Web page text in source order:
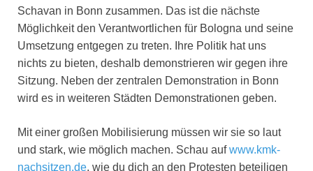
Schavan in Bonn zusammen. Das ist die nächste
Möglichkeit den Verantwortlichen für Bologna und seine
Umsetzung entgegen zu treten. Ihre Politik hat uns
nichts zu bieten, deshalb demonstrieren wir gegen ihre
Sitzung. Neben der zentralen Demonstration in Bonn
wird es in weiteren Städten Demonstrationen geben.
Mit einer großen Mobilisierung müssen wir sie so laut
und stark, wie möglich machen. Schau aufwww.kmk-
nachsitzen.de, wie du dich an den Protesten beteiligen